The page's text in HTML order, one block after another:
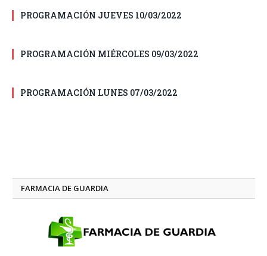
PROGRAMACIÓN JUEVES 10/03/2022
PROGRAMACIÓN MIÉRCOLES 09/03/2022
PROGRAMACIÓN LUNES 07/03/2022
FARMACIA DE GUARDIA